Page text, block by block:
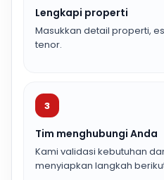
Lengkapi properti
Masukkan detail properti,
tenor.
3
Tim menghubungi Anda
Kami validasi kebutuhan
menyiapkan langkah